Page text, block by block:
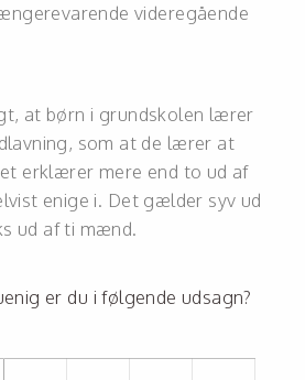
videregående
at børn i grundskolen lærer
som at de lærer at
erklærer mere end to ud af
enige i. Det gælder syv ud
ud af ti mænd.
er du i følgende udsagn?